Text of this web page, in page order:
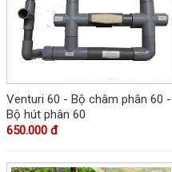
Venturi 60 - Bộ châm phân 60 -
Bộ hút phân 60
650.000 đ